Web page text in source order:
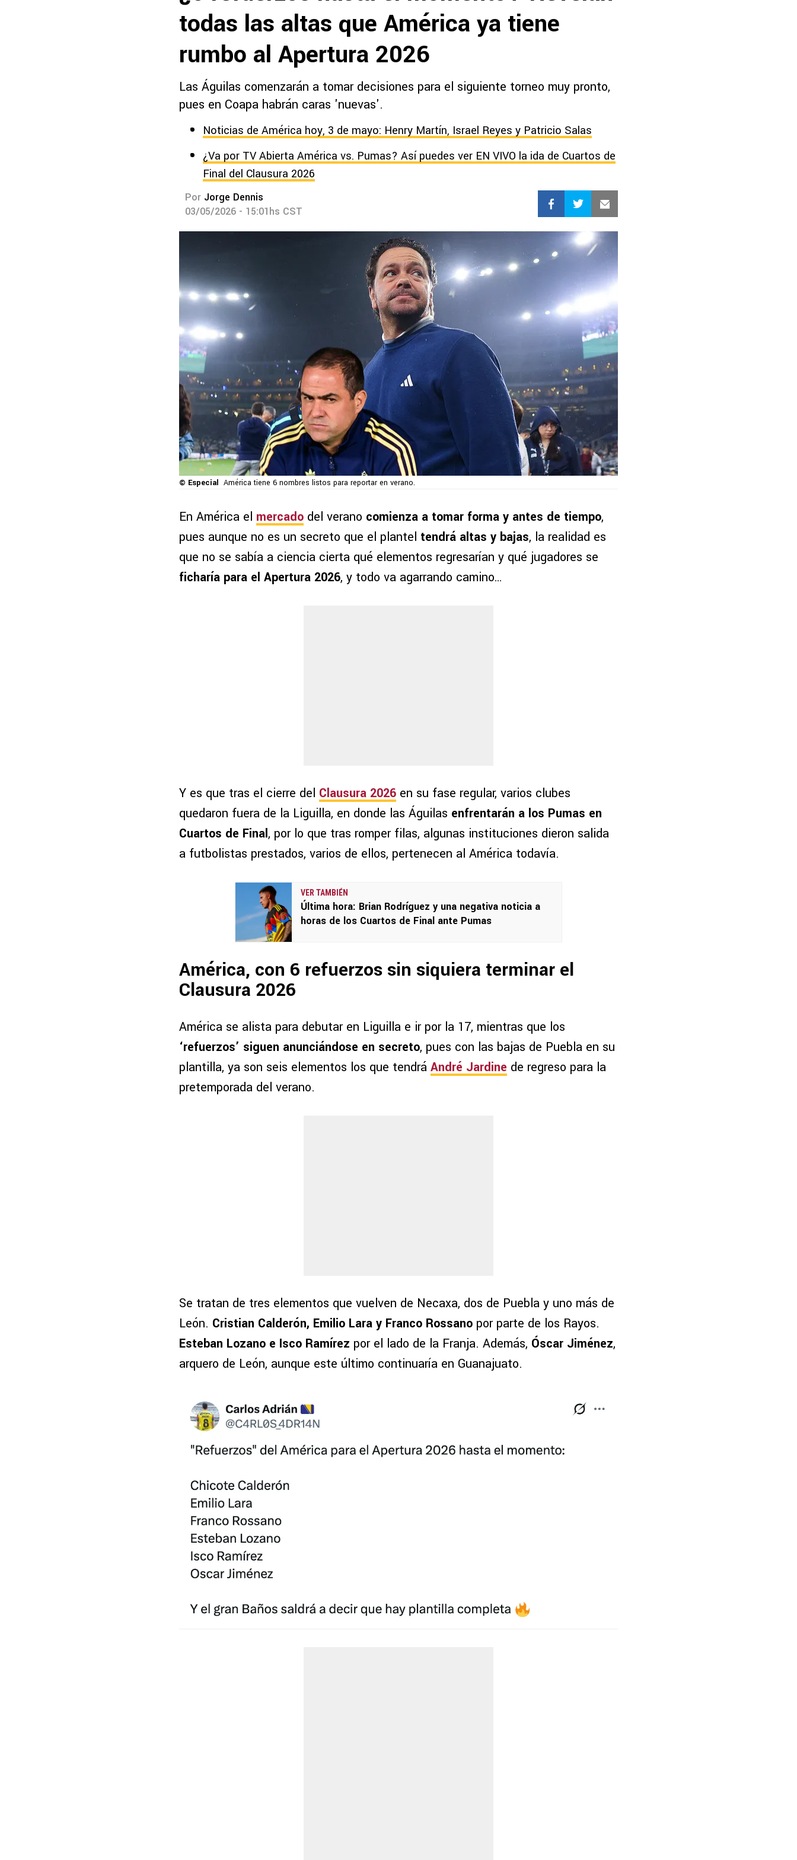
todas las altas que América ya tiene
rumbo al Apertura 2026
Las Águilas comenzarán a tomar decisiones para el siguiente torneo muy pronto,
pues en Coapa habrán caras 'nuevas'.
Noticias de América hoy, 3 de mayo: Henry Martín, Israel Reyes y Patricio Salas
¿Va por TV Abierta América vs. Pumas? Así puedes ver EN VIVO la ida de Cuartos de
Final del Clausura 2026
Por Jorge Dennis
03/05/2026 - 15:01hs CST
© Especial América tiene 6 nombres listos para reportar en verano.
En América el mercado del verano comienza a tomar forma y antes de tiempo,
pues aunque no es un secreto que el plantel tendrá altas y bajas, la realidad es
que no se sabía a ciencia cierta qué elementos regresarían y qué jugadores se
ficharía para el Apertura 2026, y todo va agarrando camino…
Y es que tras el cierre del Clausura 2026 en su fase regular, varios clubes
quedaron fuera de la Liguilla, en donde las Águilas enfrentarán a los Pumas en
Cuartos de Final, por lo que tras romper filas, algunas instituciones dieron salida
a futbolistas prestados, varios de ellos, pertenecen al América todavía.
VER TAMBIÉN
Última hora: Brian Rodríguez y una negativa noticia a
horas de los Cuartos de Final ante Pumas
América, con 6 refuerzos sin siquiera terminar el
Clausura 2026
América se alista para debutar en Liguilla e ir por la 17, mientras que los
‘refuerzos’ siguen anunciándose en secreto, pues con las bajas de Puebla en su
plantilla, ya son seis elementos los que tendrá André Jardine de regreso para la
pretemporada del verano.
Se tratan de tres elementos que vuelven de Necaxa, dos de Puebla y uno más de
León. Cristian Calderón, Emilio Lara y Franco Rossano por parte de los Rayos.
Esteban Lozano e Isco Ramírez por el lado de la Franja. Además, Óscar Jiménez,
arquero de León, aunque este último continuaría en Guanajuato.